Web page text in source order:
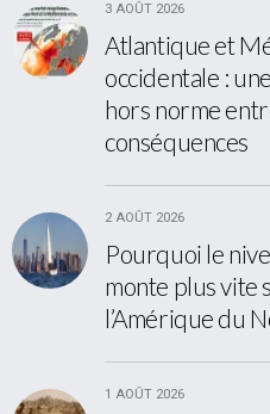
3 AOÛT 2026
Atlantique et
occidentale :
hors norme
conséquences
2 AOÛT 2026
Pourquoi le
monte plus vite
l’Amérique du
1 AOÛT 2026